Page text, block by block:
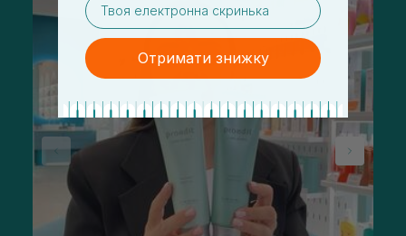
Отримати знижку